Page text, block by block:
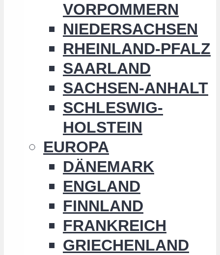
VORPOMMERN
NIEDERSACHSEN
RHEINLAND-PFALZ
SAARLAND
SACHSEN-ANHALT
SCHLESWIG-
HOLSTEIN
EUROPA
DÄNEMARK
ENGLAND
FINNLAND
FRANKREICH
GRIECHENLAND